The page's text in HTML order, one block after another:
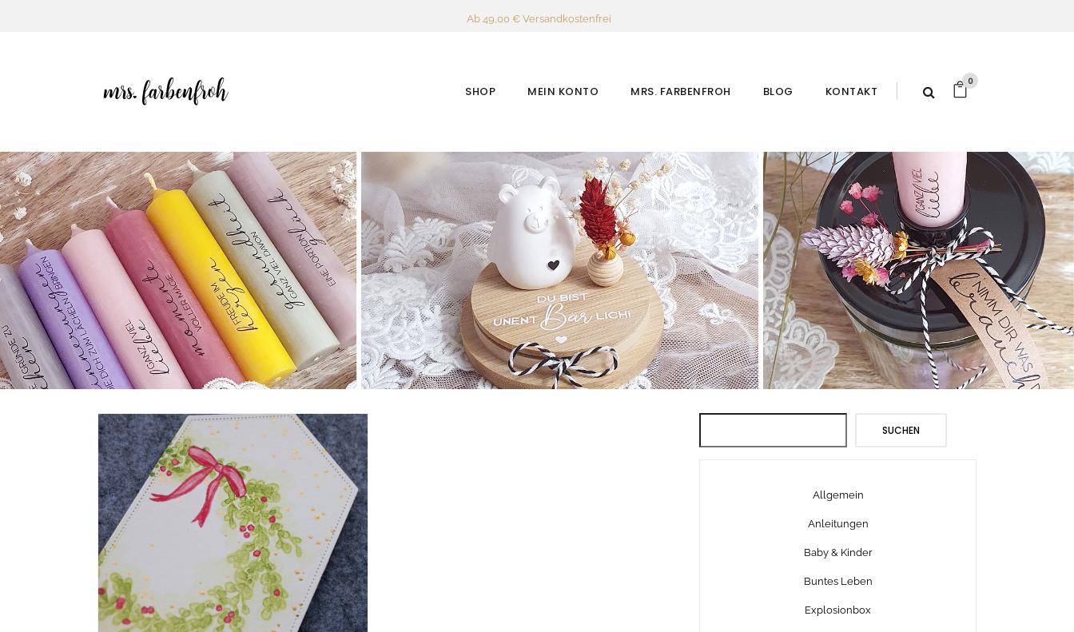
Ab 49,00 € Versandkostenfrei
SHOP MEIN KONTO MRS. FARBENFROH BLOG KONTAKT
0
SUCHEN
Allgemein
Anleitungen
Baby & Kinder
Buntes Leben
Explosionbox